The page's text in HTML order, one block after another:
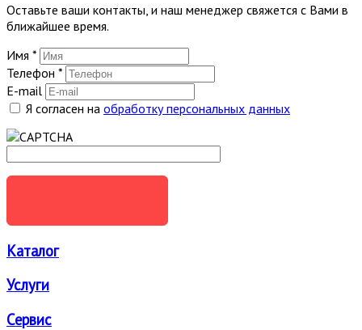
Оставьте ваши контакты, и наш менеджер свяжется с Вами в
ближайшее время.
Имя *
Телефон *
E-mail
Я согласен на обработку персональных данных
Каталог
Услуги
Сервис